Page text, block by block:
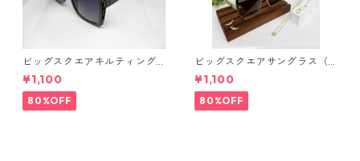
ビッグスクエアキルティング
サングラス** SinSin*
¥1,100
80%OFF
ビッグスクエアサングラス（2
colors）**SinSin*
¥1,100
80%OFF